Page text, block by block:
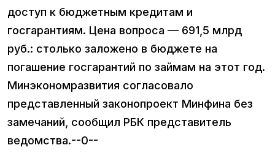
доступ к бюджетным кредитам и
госгарантиям. Цена вопроса — 691,5 млрд
руб.: столько заложено в бюджете на
погашение госгарантий по займам на этот год.
Минэкономразвития согласовало
представленный законопроект Минфина без
замечаний, сообщил РБК представитель
ведомства.--0--